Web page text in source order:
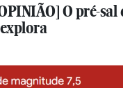
O pré-